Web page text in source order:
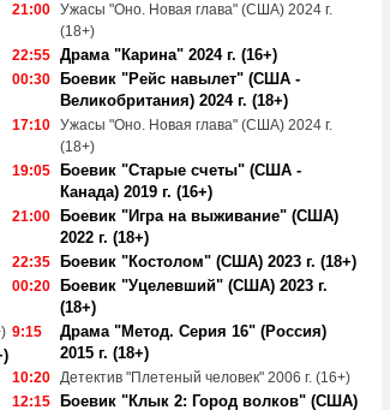
21:00 Ужасы "Оно. Новая глава" (США) 2024 г.
(18+)
22:55 Драма "Карина" 2024 г. (16+)
00:30
Боевик "Рейс навылет" (США -
Великобритания) 2024 г. (18+)
17:10 Ужасы "Оно. Новая глава" (США) 2024 г.
(18+)
19:05
Боевик "Старые счеты" (США -
Канада) 2019 г. (16+)
21:00
Боевик "Игра на выживание" (США)
2022 г. (18+)
22:35 Боевик "Костолом" (США) 2023 г. (18+)
00:20
Боевик "Уцелевший" (США) 2023 г.
(18+)
9:15
Драма "Метод. Серия 16" (Россия)
2015 г. (18+)
10:20 Детектив "Плетеный человек" 2006 г. (16+)
12:15
Боевик "Клык 2: Город волков" (США)